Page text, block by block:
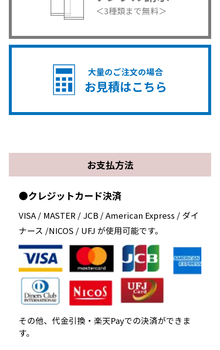
＜3種類まで無料＞
大量のご注文の場合
お見積はこちら
お支払方法
●クレジットカード決済
VISA / MASTER / JCB / American Express / ダイ
ナース /NICOS / UFJ が使用可能です。
その他、代金引換・楽天Payでの決済ができま
す。